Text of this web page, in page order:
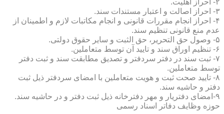
۳- احراز اصالت و اعتبار مستندات سند.
۴- احراز انجام مقررات قانونی و انجام مکاتبات لازم و اطمینان از
عدم منع قانونی تنظیم سند.
۵- وصول حق التحریر، حق الثبت و سایر حقوق دولتی.
۶- تنظیم اوراق سند و تایید آن توسط متعاملین.
۷- ثبت سند در دفتر سردفتر و تصدیق مطابقت سند و ثبت دفتر
توسط متعاملین.
۸- تایید صحت ثبت و هویت متعاملین با امضای سردفتر ذیل ثبت
دفتر و حاشیه سند.
۹-امضای دفتریار و مهر دفترخانه ذیل ثبت دفتر و در حاشیه سند.
حوزه وظایف دفاتر اسناد رسمی